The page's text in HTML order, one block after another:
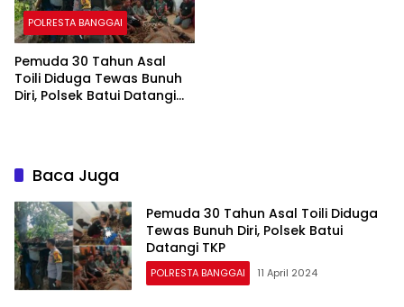
POLRESTA BANGGAI
Pemuda 30 Tahun Asal
Toili Diduga Tewas Bunuh
Diri, Polsek Batui Datangi
Baca Juga
Pemuda 30 Tahun Asal Toili Diduga
Tewas Bunuh Diri, Polsek Batui
Datangi TKP
POLRESTA BANGGAI 11 April 2024